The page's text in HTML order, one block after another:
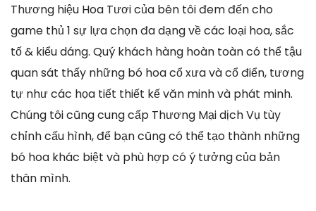
Thương hiệu Hoa Tươi của bên tôi đem đến cho
game thủ 1 sự lựa chọn đa dạng về các loại hoa, sắc
tố & kiểu dáng. Quý khách hàng hoàn toàn có thể tậu
quan sát thấy những bó hoa cổ xưa và cổ điển, tương
tự như các họa tiết thiết kế văn minh và phát minh.
Chúng tôi cũng cung cấp Thương Mại dịch Vụ tùy
chỉnh cấu hình, để bạn cũng có thể tạo thành những
bó hoa khác biệt và phù hợp có ý tưởng của bản
thân mình.